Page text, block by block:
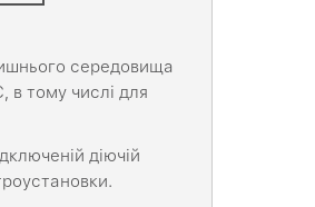
середовища
в тому числі для
діючій